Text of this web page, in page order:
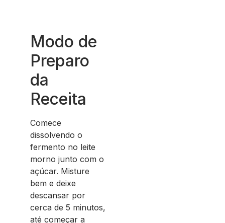
Modo de
Preparo
da
Receita
Comece
dissolvendo o
fermento no leite
morno junto com o
açúcar. Misture
bem e deixe
descansar por
cerca de 5 minutos,
até começar a